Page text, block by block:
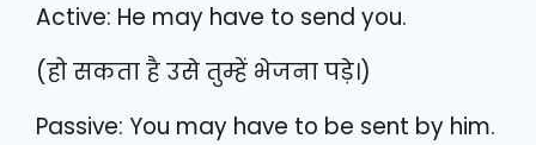
Active: He may have to send you.
(हो सकता है उसे तुम्हें भेजना पड़े।)
Passive: You may have to be sent by him.